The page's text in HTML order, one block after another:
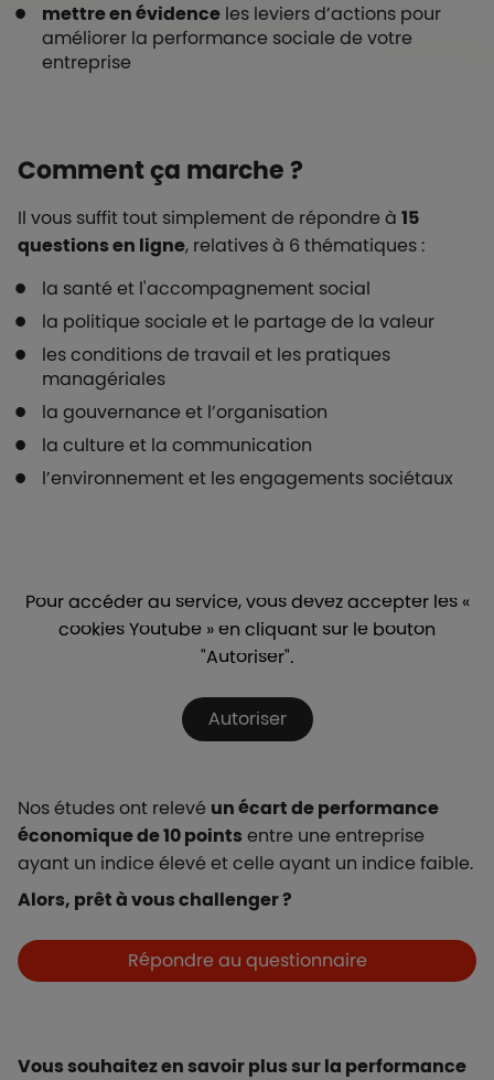
mettre en évidence les leviers d’actions pour
améliorer la performance sociale de votre
entreprise
Comment ça marche ?
Il vous suffit tout simplement de répondre à 15
questions en ligne, relatives à 6 thématiques :
la santé et l'accompagnement social
la politique sociale et le partage de la valeur
les conditions de travail et les pratiques
managériales
la gouvernance et l’organisation
la culture et la communication
l’environnement et les engagements sociétaux
Pour accéder au service, vous devez accepter les «
cookies Youtube » en cliquant sur le bouton
"Autoriser".
Autoriser
Nos études ont relevé un écart de performance
économique de 10 points entre une entreprise
ayant un indice élevé et celle ayant un indice faible.
Alors, prêt à vous challenger ?
Boutons et liensRépondre au questionnaire
Vous souhaitez en savoir plus sur la performance